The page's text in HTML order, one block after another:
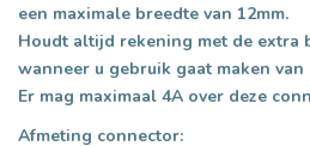
een maximale breedte van 12mm.
Houdt altijd rekening met de extra
wanneer u gebruik gaat maken
Er mag maximaal 4A over deze
Afmeting connector: